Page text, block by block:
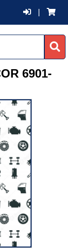
6901-